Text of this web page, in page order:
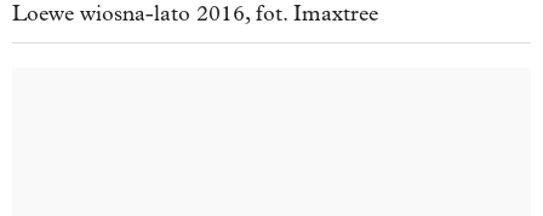
Loewe wiosna-lato 2016, fot. Imaxtree